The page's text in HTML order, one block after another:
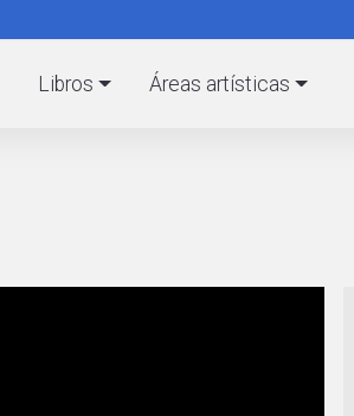
al
contenido
Libros Áreas artísticas